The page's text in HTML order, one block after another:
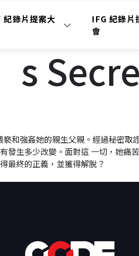
紀錄片提案大
IFG 紀錄片
會
和強姦她的親生父親。經過秘密
發生多少改變。面對這 一切，她痛
最終的正義，並獲得解脫？